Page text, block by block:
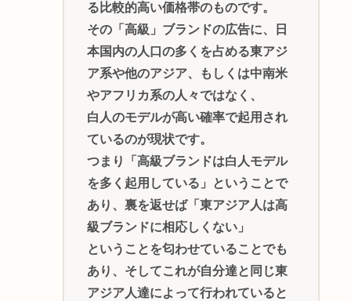
る比較的高い価格帯のものです。
その「高級」ブランドの広告に、日
本国内の人口の多くを占める東アジ
ア系や他のアジア、もしくは中南米
やアフリカ系の人々ではなく、
白人のモデルが高い確率で起用され
ているのが現状です。
つまり「高級ブランドは白人モデル
を多く起用している」ということで
あり、裏を返せば「東アジア人は高
級ブランドに相応しくない」
ということを匂わせていることでも
あり、そしてこれが自分達と同じ東
アジア人達によって行われていると